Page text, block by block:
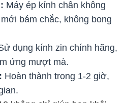
Máy ép kính chân không
bám chắc, không bong
dụng kính zin chính hãng,
ứng mượt mà.
Hoàn thành trong 1-2 giờ,